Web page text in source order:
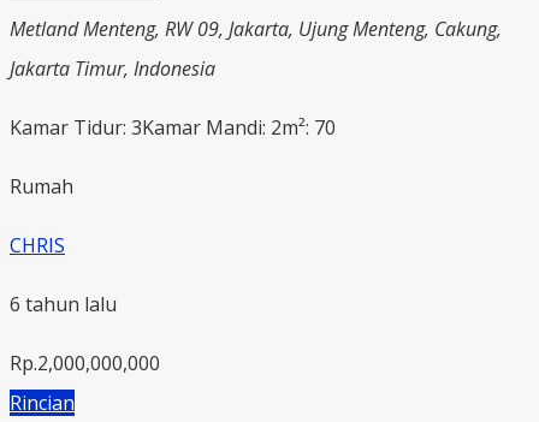
Metland Menteng, RW 09, Jakarta, Ujung Menteng, Cakung,
Jakarta Timur, Indonesia
Kamar Tidur: 3Kamar Mandi: 2m²: 70
Rumah
CHRIS
6 tahun lalu
Rp.2,000,000,000
Rincian